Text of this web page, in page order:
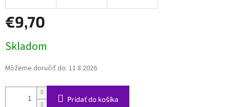
€9,70
cena:
Skladom
Môžeme doručiť do: 11.8.2026
Pridať do košíka